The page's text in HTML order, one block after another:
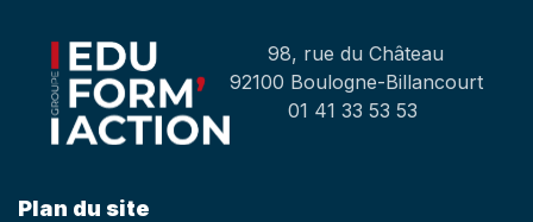
98, rue du Château
92100 Boulogne-Billancourt
01 41 33 53 53
Plan du site